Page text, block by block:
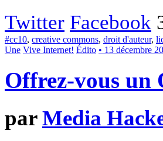
Twitter Facebook
#cc10, creative commons, droit d'auteur,
Une Vive Internet! Édito • 13 décembre
Offrez-vous un
parMedia